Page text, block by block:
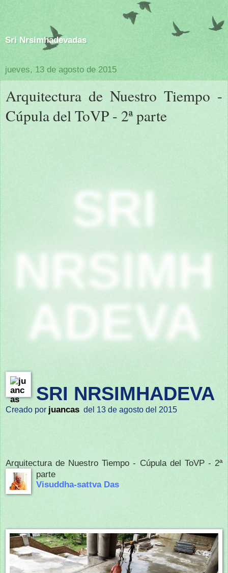
Sri Nrsimhadevadas
jueves, 13 de agosto de 2015
Arquitectura de Nuestro Tiempo -
Cúpula del ToVP - 2ª parte
SRI
NRSIMH
ADEVA
SRI NRSIMHADEVA
Creado por juancas del 13 de agosto del 2015
Arquitectura de Nuestro Tiempo - Cúpula del ToVP - 2ª
parte
Visuddha-sattva Das